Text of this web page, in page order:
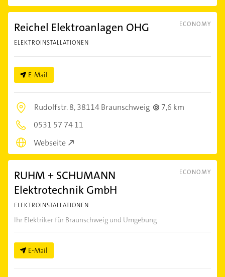
ECONOMY
Reichel Elektroanlagen OHG
ELEKTROINSTALLATIONEN
E-Mail
Rudolfstr. 8,38114 Braunschweig
7,6 km
0531 57 74 11
Webseite
ECONOMY
RUHM + SCHUMANN
Elektrotechnik GmbH
ELEKTROINSTALLATIONEN
Ihr Elektriker für Braunschweig und Umgebung
E-Mail